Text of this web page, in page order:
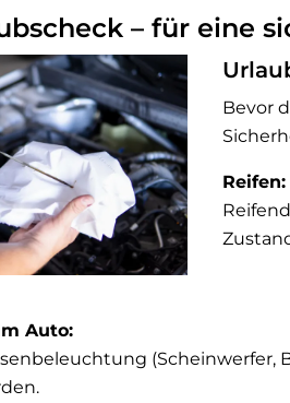
– für eine
Bevor
Reifen:
Auto: